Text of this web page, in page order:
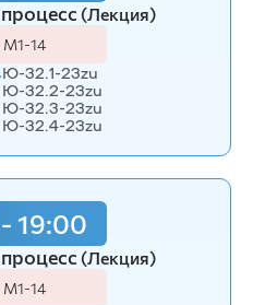
(Лекция)
М1-14
Ю-32.1-23zu
Ю-32.2-23zu
Ю-32.3-23zu
Ю-32.4-23zu
19:00
(Лекция)
М1-14